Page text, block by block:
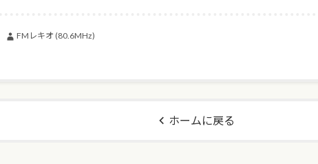
FMレキオ (80.6MHz)
ホームに戻る